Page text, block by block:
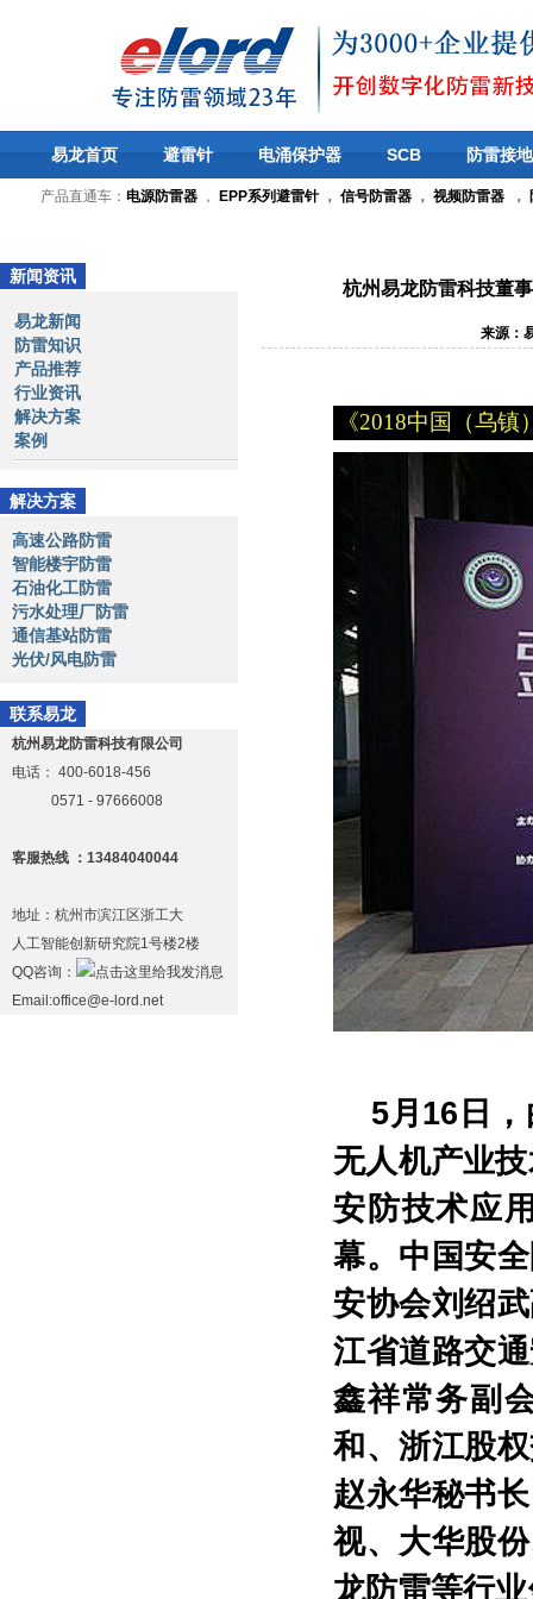
易龙首页 避雷针 电涌保护器 SCB 防雷接地
产品直通车： 电源防雷器 ， EPP系列避雷针， 信号防雷器 ， 视频防雷器 ，
新闻资讯
易龙新闻
防雷知识
产品推荐
行业资讯
解决方案
案例
解决方案
高速公路防雷
智能楼宇防雷
石油化工防雷
污水处理厂防雷
通信基站防雷
光伏/风电防雷
联系易龙
杭州易龙防雷科技有限公司
电话： 400-6018-456
0571 - 97666008
客服热线 ：13484040044
地址：杭州市滨江区浙工大
人工智能创新研究院1号楼2楼
QQ咨询：
Email:office@e-lord.net
杭州易龙防雷科技董
来源：
《2018中国（乌镇
5月16日
无人机产业
安防技术应
幕。中国安
安协会刘绍
江省道路交
鑫祥常务副
和、浙江股
赵永华秘书
视、大华股
龙防雷等行